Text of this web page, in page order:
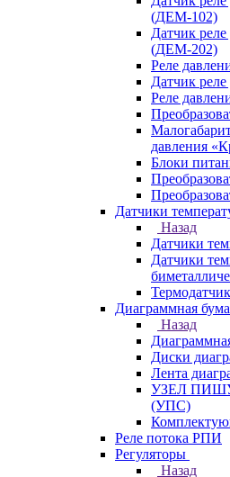
(ДЕМ-102)
Датчик
(ДЕМ-202)
Реле
Датчик
Реле
давления
Блоки
Датчики
Назад
Датчики
Датчики
Диаграммная
Назад
Диски
Лента
УЗЕЛ
(УПС)
Реле потока РПИ
Регуляторы
Назад